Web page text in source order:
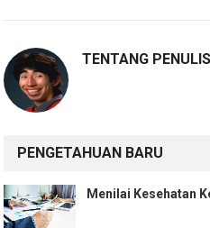
TENTANG
PENGETAHUAN BARU
Menilai Kesehatan